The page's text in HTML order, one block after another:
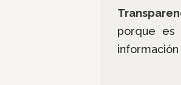
porque es